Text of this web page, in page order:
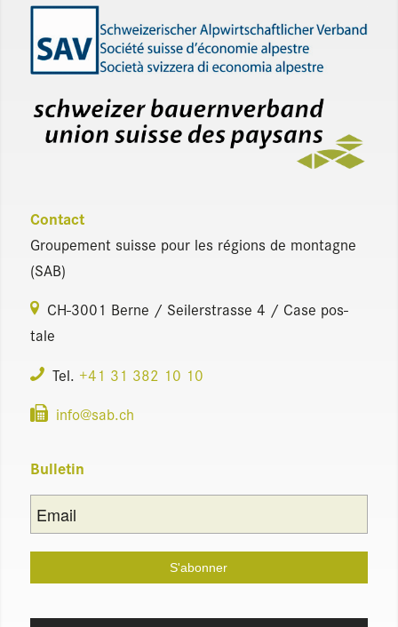
Contact
Grou­pe­ment suisse pour les régions de mon­tagne
(SAB)
CH-3001 Berne / Sei­lers­trasse 4 / Case pos­
tale
Tel. +41 31 382 10 10
info@​sab.​ch
Bul­le­tin